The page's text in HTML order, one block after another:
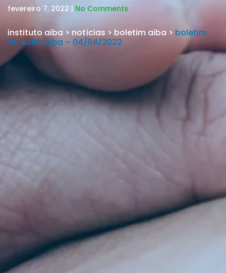
fevereiro 7, 2022 | No Comments
instituto aiba>notícias>boletim aiba > boletim
da safra aiba – 04/04/2022